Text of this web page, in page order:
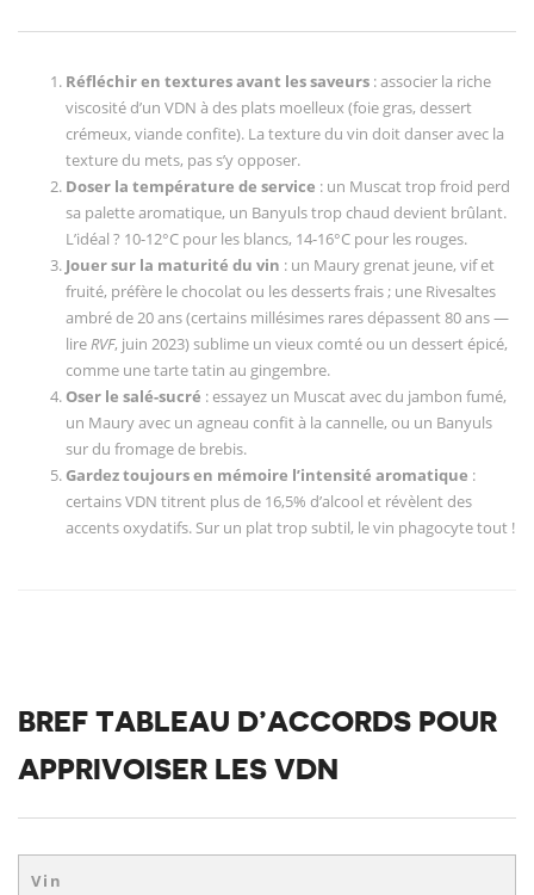
Réfléchir en textures avant les saveurs : associer la riche
viscosité d’un VDN à des plats moelleux (foie gras, dessert
crémeux, viande confite). La texture du vin doit danser avec la
texture du mets, pas s’y opposer.
Doser la température de service : un Muscat trop froid perd
sa palette aromatique, un Banyuls trop chaud devient brûlant.
L’idéal ? 10-12°C pour les blancs, 14-16°C pour les rouges.
Jouer sur la maturité du vin : un Maury grenat jeune, vif et
fruité, préfère le chocolat ou les desserts frais ; une Rivesaltes
ambré de 20 ans (certains millésimes rares dépassent 80 ans —
lireRVF, juin 2023) sublime un vieux comté ou un dessert épicé,
comme une tarte tatin au gingembre.
Oser le salé-sucré : essayez un Muscat avec du jambon fumé,
un Maury avec un agneau confit à la cannelle, ou un Banyuls
sur du fromage de brebis.
Gardez toujours en mémoire l’intensité aromatique :
certains VDN titrent plus de 16,5% d’alcool et révèlent des
accents oxydatifs. Sur un plat trop subtil, le vin phagocyte tout !
BREF TABLEAU D’ACCORDS POUR
APPRIVOISER LES VDN
Vin